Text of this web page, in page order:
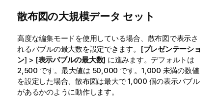
散布図の大規模データ セット
高度な編集モードを使用している場合、散布図で表示さ
れるバブルの最大数を設定できます。[プレゼンテーショ
ン] > [表示バブルの最大数] に進みます。デフォルトは
2,500 です。最大値は 50,000 です。1,000 未満の数値
を設定した場合、散布図は最大で 1,000 個の表示バブル
があるかのように動作します。